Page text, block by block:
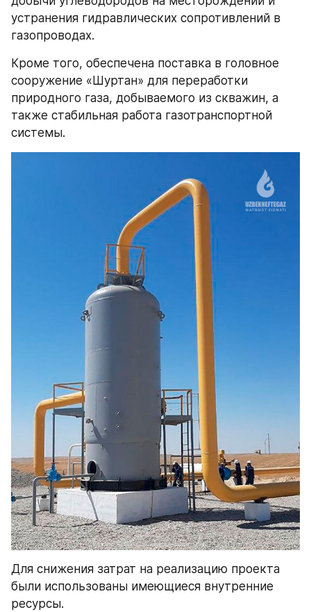
устранения гидравлических сопротивлений в
газопроводах.
Кроме того, обеспечена поставка в головное
сооружение «Шуртан» для переработки
природного газа, добываемого из скважин, а
также стабильная работа газотранспортной
системы.
Для снижения затрат на реализацию проекта
были использованы имеющиеся внутренние
ресурсы.